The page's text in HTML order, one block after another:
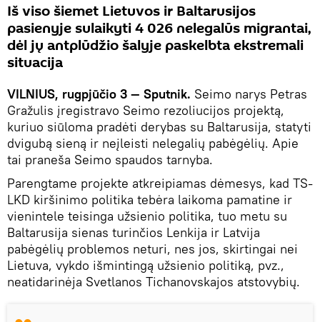
Iš viso šiemet Lietuvos ir Baltarusijos
pasienyje sulaikyti 4 026 nelegalūs migrantai,
dėl jų antplūdžio šalyje paskelbta ekstremali
situacija
VILNIUS, rugpjūčio 3 — Sputnik. Seimo narys Petras
Gražulis įregistravo Seimo rezoliucijos projektą,
kuriuo siūloma pradėti derybas su Baltarusija, statyti
dvigubą sieną ir neįleisti nelegalių pabėgėlių. Apie
tai praneša Seimo spaudos tarnyba.
Parengtame projekte atkreipiamas dėmesys, kad TS-
LKD kiršinimo politika tebėra laikoma pamatine ir
vienintele teisinga užsienio politika, tuo metu su
Baltarusija sienas turinčios Lenkija ir Latvija
pabėgėlių problemos neturi, nes jos, skirtingai nei
Lietuva, vykdo išmintingą užsienio politiką, pvz.,
neatidarinėja Svetlanos Tichanovskajos atstovybių.